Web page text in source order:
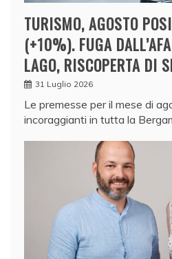
TURISMO, AGOSTO
(+10%). FUGA
LAGO, RISCOPERTA DI
31 Luglio 2026
Le premesse per il mese di
incoraggianti in tutta la